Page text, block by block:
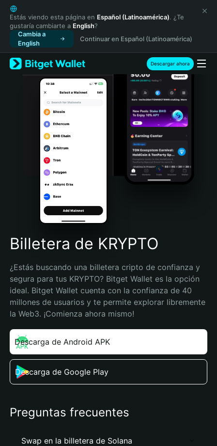
English
日本語
Tiếng Việt
Русский
Español (Latinoamérica)
Türkçe
Italiano
Português (Portugal)
Bahasa Indonesia
Português (Brasil)
Español (Argentina)
Estás viendo esta página en Español (Latinoamérica). ¿Te
gustaría cambiarte a English?
Cambia a
English
Continuar en Español (Latinoamérica)
Descargar ahora
Billetera de KRYPTO
¿Estás buscando una billetera cripto de confianza y
segura para tus KRYPTO? Bitget Wallet es la opción
ideal. Bitget Wallet cuenta con la confianza de 40
millones de usuarios y te permite explorar libremente
la Web3. ¡Comienza ahora mismo!
Descarga de Android APK
Descarga de Google Play
Preguntas frecuentes
Swap en la billetera de Solana